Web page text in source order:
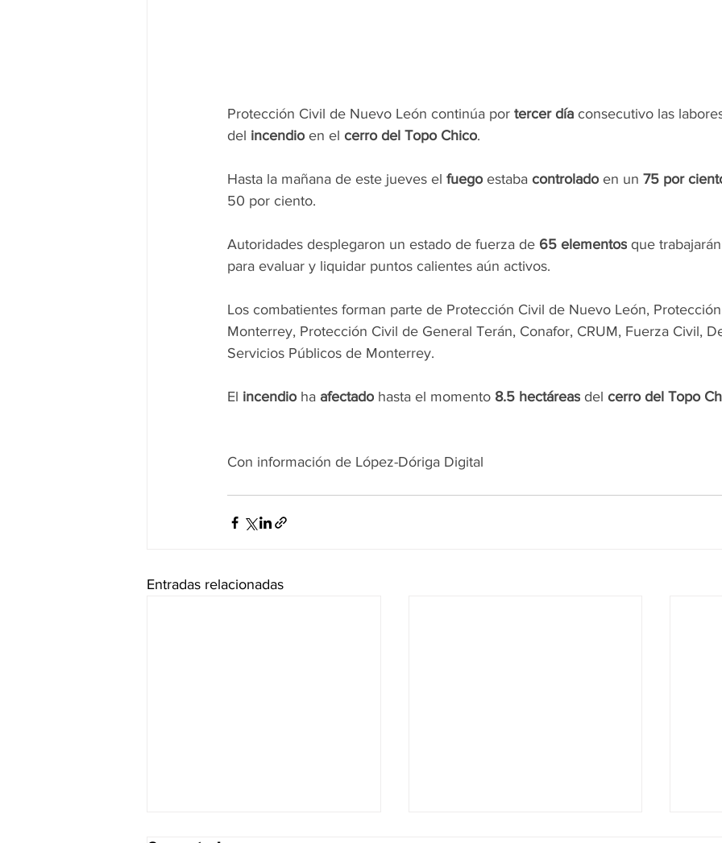
Protección Civil de Nuevo León continúa por tercer día consecutivo las
del incendio en el cerro del Topo Chico.
Hasta la mañana de este jueves el fuego estaba controlado en un 75 por
50 por ciento.
Autoridades desplegaron un estado de fuerza de 65 elementos que
para evaluar y liquidar puntos calientes aún activos.
Los combatientes forman parte de Protección Civil de Nuevo León,
Monterrey, Protección Civil de General Terán, Conafor, CRUM, Fuerza Civil,
Servicios Públicos de Monterrey.
El incendio ha afectado hasta el momento 8.5 hectáreas del cerro del Topo
Con información de López-Dóriga Digital
Entradas relacionadas